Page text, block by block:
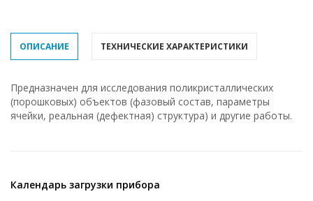
ОПИСАНИЕ ТЕХНИЧЕСКИЕ ХАРАКТЕРИСТИКИ
Предназначен для исследования поликристаллических
(порошковых) объектов (фазовый состав, параметры
ячейки, реальная (дефектная) структура) и другие работы.
Календарь загрузки прибора